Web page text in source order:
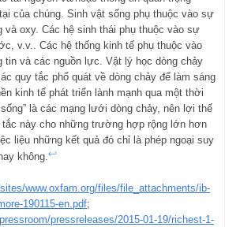
của chúng. Sinh vật sống phụ thuộc vào sự
oxy. Các hệ sinh thái phụ thuộc vào sự
v.v.. Các hệ thống kinh tế phụ thuộc vào
tin và các nguồn lực. Vật lý học dòng chảy
quy tắc phổ quát về dòng chảy để làm sáng
kinh tế phát triển lành mạnh qua một thời
là các mạng lưới dòng chảy, nên lợi thế
này cho những trường hợp rộng lớn hơn
liệu những kết quả đó chỉ là phép ngoại suy
không.↩
www.oxfam.org/files/file_attachments/ib-
190115-en.pdf;
pressreleases/2015-01-19/richest-1-